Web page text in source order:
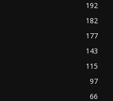
192
182
177
143
115
97
66